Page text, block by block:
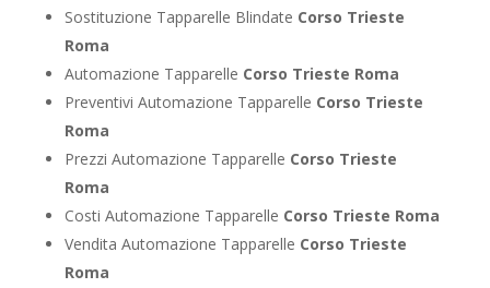
Sostituzione Tapparelle Blindate Corso Trieste
Roma
Automazione Tapparelle Corso Trieste Roma
Preventivi Automazione Tapparelle Corso Trieste
Roma
Prezzi Automazione Tapparelle Corso Trieste
Roma
Costi Automazione Tapparelle Corso Trieste Roma
Vendita Automazione Tapparelle Corso Trieste
Roma